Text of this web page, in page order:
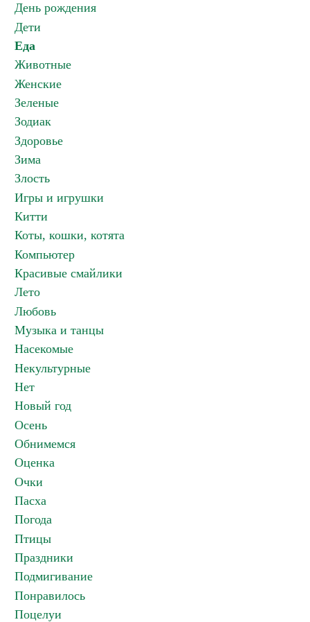
День рождения
Дети
Еда
Животные
Женские
Зеленые
Зодиак
Здоровье
Зима
Злость
Игры и игрушки
Китти
Коты, кошки, котята
Компьютер
Красивые смайлики
Лето
Любовь
Музыка и танцы
Насекомые
Некультурные
Нет
Новый год
Осень
Обнимемся
Оценка
Очки
Пасха
Погода
Птицы
Праздники
Подмигивание
Понравилось
Поцелуи